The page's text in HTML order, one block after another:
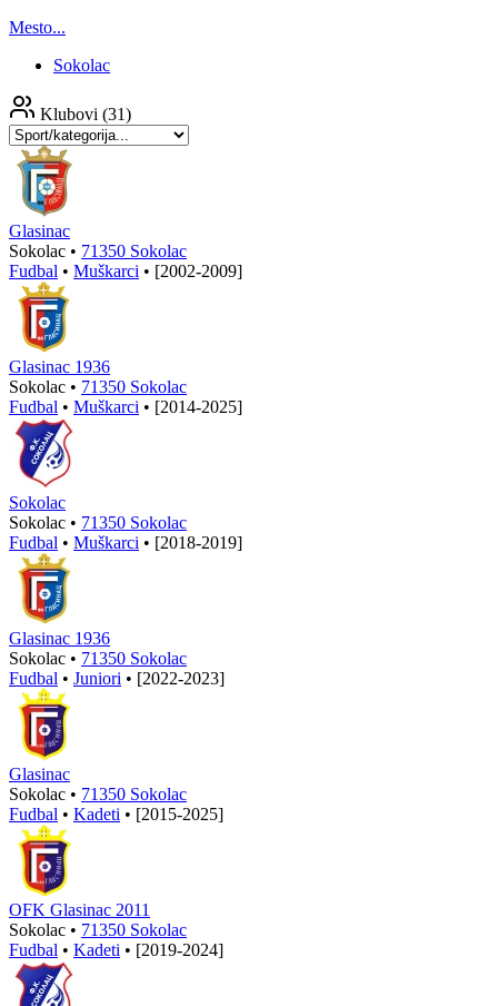
Mesto...
Sokolac
Klubovi (31)
Glasinac
Sokolac • 71350 Sokolac
Fudbal • Muškarci • [2002-2009]
Glasinac 1936
Sokolac • 71350 Sokolac
Fudbal • Muškarci • [2014-2025]
Sokolac
Sokolac • 71350 Sokolac
Fudbal • Muškarci • [2018-2019]
Glasinac 1936
Sokolac • 71350 Sokolac
Fudbal • Juniori • [2022-2023]
Glasinac
Sokolac • 71350 Sokolac
Fudbal • Kadeti • [2015-2025]
OFK Glasinac 2011
Sokolac • 71350 Sokolac
Fudbal • Kadeti • [2019-2024]